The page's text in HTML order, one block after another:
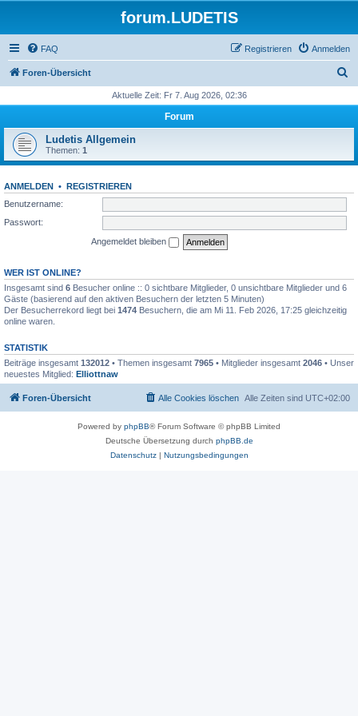
forum.LUDETIS
FAQ Anmelden
Registrieren
Foren-Übersicht
h
Aktuelle Zeit: Fr 7. Aug 2026, 02:36
Forum
Ludetis Allgemein
Themen: 1
ANMELDEN • REGISTRIEREN
Benutzername:
Passwort:
Angemeldet bleiben
WER IST ONLINE?
Insgesamt sind 6 Besucher online :: 0 sichtbare Mitglieder, 0 unsichtbare Mitglieder und 6
Gäste (basierend auf den aktiven Besuchern der letzten 5 Minuten)
Der Besucherrekord liegt bei 1474 Besuchern, die am Mi 11. Feb 2026, 17:25 gleichzeitig
online waren.
STATISTIK
Beiträge insgesamt 132012 • Themen insgesamt 7965 • Mitglieder insgesamt 2046 • Unser
neuestes Mitglied: Elliottnaw
Foren-Übersicht Alle Zeiten sind UTC+02:00
Alle Cookies löschen
Powered by phpBB® Forum Software © phpBB Limited
Deutsche Übersetzung durch phpBB.de
Datenschutz| Nutzungsbedingungen